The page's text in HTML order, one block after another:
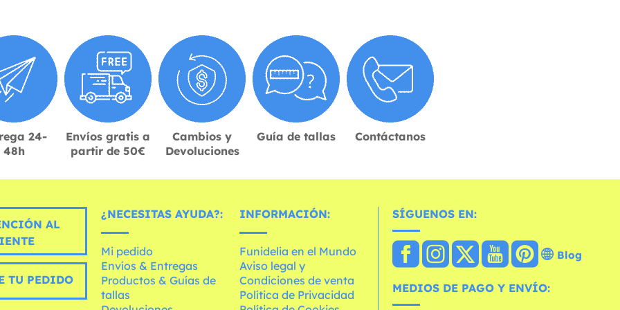
24-
48h
Envíos gratis a
partir de 50€
Cambios y
Devoluciones
Guía de tallas Contáctanos
AL
TU PEDIDO
¿NECESITAS AYUDA?:
Mi pedido
Envíos & Entregas
Productos & Guías de
tallas
INFORMACIÓN:
Funidelia en el Mundo
Aviso legal y
Condiciones de venta
Política de Privacidad
SÍGUENOS EN:
Blog
MEDIOS DE PAGO Y ENVÍO: